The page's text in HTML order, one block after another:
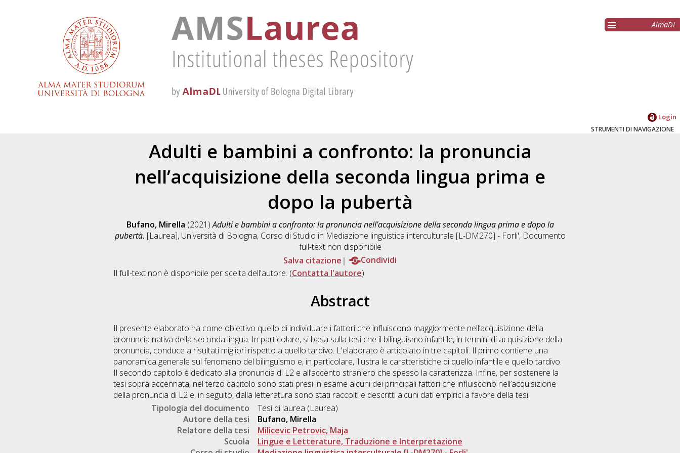
AlmaDL
Login
STRUMENTI DI NAVIGAZIONE
Adulti e bambini a confronto: la pronuncia
nell’acquisizione della seconda lingua prima e
dopo la pubertà
Bufano, Mirella (2021)Adulti e bambini a confronto: la pronuncia nell’acquisizione della seconda lingua prima e dopo la
pubertà. [Laurea], Università di Bologna, Corso di Studio in Mediazione linguistica interculturale [L-DM270] - Forli', Documento
full-text non disponibile
Salva citazione
Condividi
Il full-text non è disponibile per scelta dell'autore. (Contatta l'autore)
Abstract
Il presente elaborato ha come obiettivo quello di individuare i fattori che influiscono maggiormente nell’acquisizione della
pronuncia nativa della seconda lingua. In particolare, si basa sulla tesi che il bilinguismo infantile, in termini di acquisizione della
pronuncia, conduce a risultati migliori rispetto a quello tardivo. L'elaborato è articolato in tre capitoli. Il primo contiene una
panoramica generale sul fenomeno del bilinguismo e, in particolare, illustra le caratteristiche di quello infantile e quello tardivo.
Il secondo capitolo è dedicato alla pronuncia di L2 e all’accento straniero che spesso la caratterizza. Infine, per sostenere la
tesi sopra accennata, nel terzo capitolo sono stati presi in esame alcuni dei principali fattori che influiscono nell’acquisizione
della pronuncia di L2 e, in seguito, dalla letteratura sono stati raccolti e descritti alcuni dati empirici a favore della tesi.
Tipologia del documento
Tesi di laurea (Laurea)
Autore della tesi
Bufano, Mirella
Relatore della tesi
Milicevic Petrovic, Maja
Scuola
Lingue e Letterature, Traduzione e Interpretazione